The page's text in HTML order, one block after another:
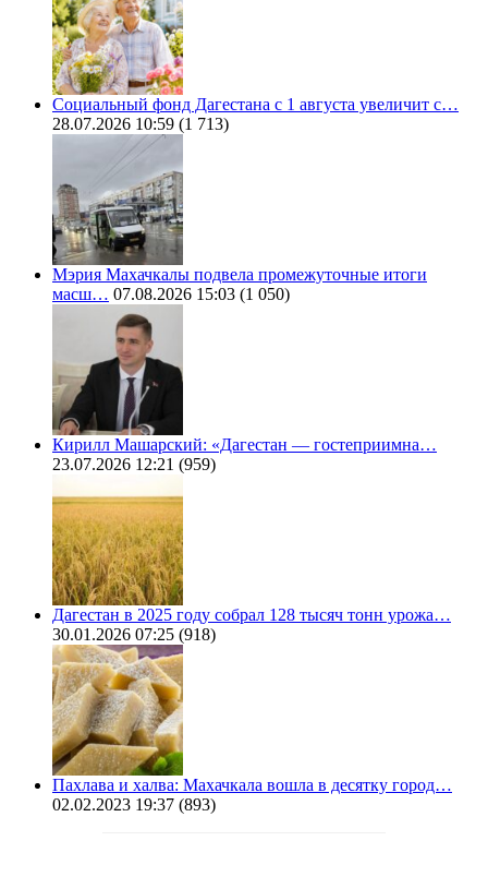
Социальный фонд Дагестана с 1 августа увеличит с…
28.07.2026 10:59 (1 713)
Мэрия Махачкалы подвела промежуточные итоги
масш… 07.08.2026 15:03 (1 050)
Кирилл Машарский: «Дагестан — гостеприимна…
23.07.2026 12:21 (959)
Дагестан в 2025 году собрал 128 тысяч тонн урожа…
30.01.2026 07:25 (918)
Пахлава и халва: Махачкала вошла в десятку город…
02.02.2023 19:37 (893)